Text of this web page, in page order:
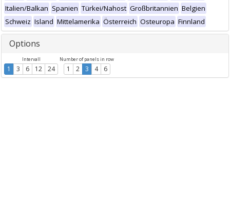
Italien/Balkan Spanien Türkei/Nahost Großbritannien Belgien
Schweiz Island Mittelamerika Österreich Osteuropa Finnland
Options
Intervall
1 3 6 12 24
Number of panels in row
1 2 3 4 6